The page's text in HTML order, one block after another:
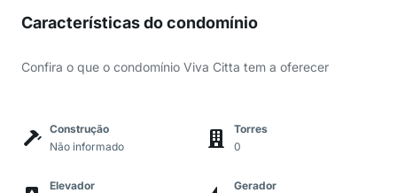
Características do condomínio
Confira o que o condomínio Viva Citta tem a oferecer
Construção
Não informado
Torres
0
Elevador
Gerador